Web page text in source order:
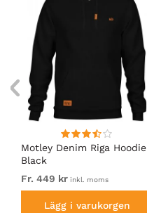
Motley Denim Riga Hoodie
Black
Fr. 449 kr inkl. moms
Lägg i varukorgen